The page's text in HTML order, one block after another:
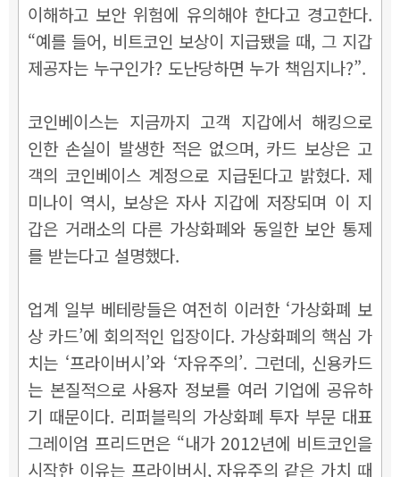
이해하고 보안 위험에 유의해야 한다고 경고한다.
“예를 들어, 비트코인 보상이 지급됐을 때, 그 지갑
제공자는 누구인가? 도난당하면 누가 책임지나?”.
코인베이스는 지금까지 고객 지갑에서 해킹으로
인한 손실이 발생한 적은 없으며, 카드 보상은 고
객의 코인베이스 계정으로 지급된다고 밝혔다. 제
미나이 역시, 보상은 자사 지갑에 저장되며 이 지
갑은 거래소의 다른 가상화폐와 동일한 보안 통제
를 받는다고 설명했다.
업계 일부 베테랑들은 여전히 이러한 ‘가상화폐 보
상 카드’에 회의적인 입장이다. 가상화폐의 핵심 가
치는 ‘프라이버시’와 ‘자유주의’. 그런데, 신용카드
는 본질적으로 사용자 정보를 여러 기업에 공유하
기 때문이다. 리퍼블릭의 가상화폐 투자 부문 대표
그레이엄 프리드먼은 “내가 2012년에 비트코인을
시작한 이유는 프라이버시, 자유주의 같은 가치 때